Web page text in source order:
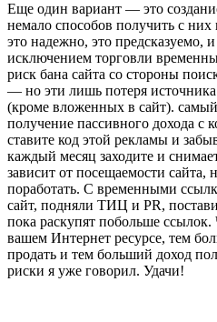
Еще один вариант — это
немало способов получить с
это надежно, это предсказуемо,
исключением торговли
риск бана сайта со стороны
— но эти лишь потеря
(кроме вложенных в сайт).
получение пассивного дохода с
ставите код этой рекламы и
каждый месяц заходите и
зависит от посещаемости сайта,
поработать. С временными
сайт, подняли ТИЦ и PR,
пока раскупят побольше
вашем Интернет ресурсе, тем
продать и тем больший доход
риски я уже говорил. Удачи!